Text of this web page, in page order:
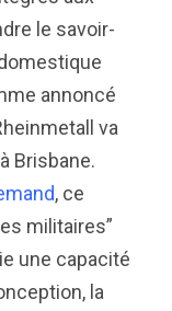
le savoir-
annoncé
va
Brisbane.
, ce
militaires”
une capacité
la